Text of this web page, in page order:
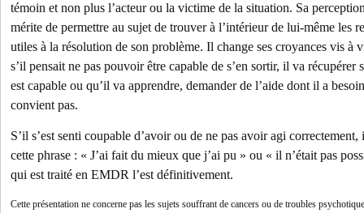
témoin et non plus l’acteur ou la victime de la situation. Sa
mérite de permettre au sujet de trouver à l’intérieur de lui-même les
utiles à la résolution de son problème. Il change ses croyances vis à
s’il pensait ne pas pouvoir être capable de s’en sortir, il va récupérer
est capable ou qu’il va apprendre, demander de l’aide dont il a
convient pas.
S’il s’est senti coupable d’avoir ou de ne pas avoir agi
cette phrase : « J’ai fait du mieux que j’ai pu » ou « il n’était pas
qui est traité en EMDR l’est définitivement.
Cette présentation ne concerne pas les sujets souffrant de cancers ou de troubles